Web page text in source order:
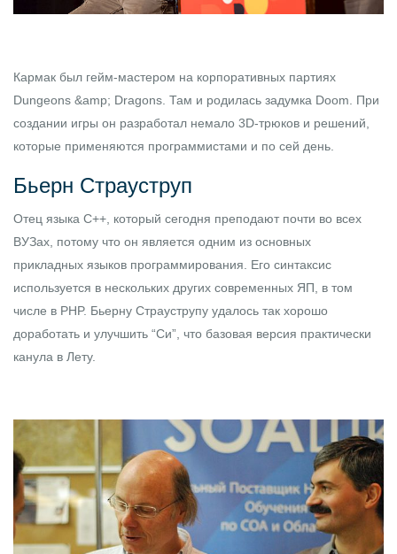
Кармак был гейм-мастером на корпоративных партиях
Dungeons &amp; Dragons. Там и родилась задумка Doom. При
создании игры он разработал немало 3D-трюков и решений,
которые применяются программистами и по сей день.
Бьерн Страуструп
Отец языка C++, который сегодня преподают почти во всех
ВУЗах, потому что он является одним из основных
прикладных языков программирования. Его синтаксис
используется в нескольких других современных ЯП, в том
числе в PHP. Бьерну Страуструпу удалось так хорошо
доработать и улучшить “Си”, что базовая версия практически
канула в Лету.